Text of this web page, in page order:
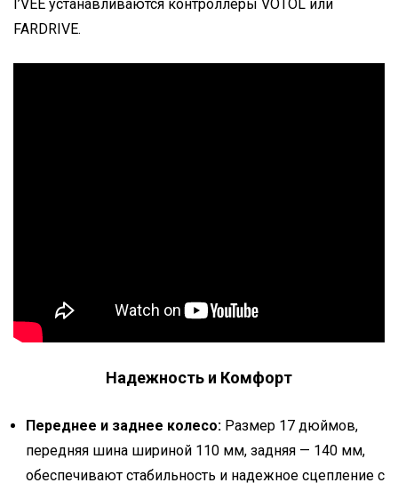
I’VEE устанавливаются контроллеры VOTOL или
FARDRIVE.
Надежность и Комфорт
Переднее и заднее колесо: Размер 17 дюймов,
передняя шина шириной 110 мм, задняя — 140 мм,
обеспечивают стабильность и надежное сцепление с